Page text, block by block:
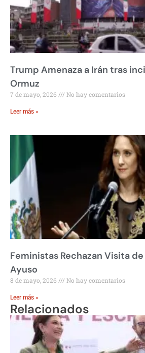
Trump Amenaza a Irán tras
Ormuz
7 de mayo, 2026 No hay comentarios
Leer más »
Feministas Rechazan Visita
Ayuso
8 de mayo, 2026 No hay comentarios
Leer más »
Relacionados